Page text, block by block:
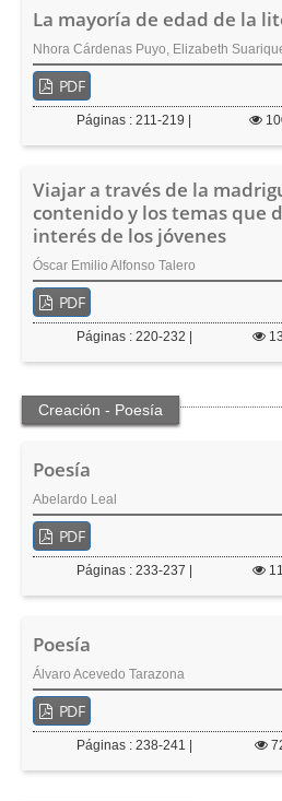
La mayoría de edad de la
Nhora Cárdenas Puyo, Elizabeth
PDF
Páginas : 211-219 |
Viajar a través de la
contenido y los temas que
interés de los jóvenes
Óscar Emilio Alfonso Talero
PDF
Páginas : 220-232 |
Creación - Poesía
Poesía
Abelardo Leal
PDF
Páginas : 233-237 |
Poesía
Álvaro Acevedo Tarazona
PDF
Páginas : 238-241 |